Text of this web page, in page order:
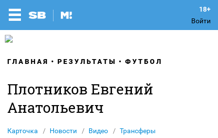
Войти
ГЛАВНАЯ РЕЗУЛЬТАТЫ ФУТБОЛ
Плотников Евгений
Анатольевич
Карточка Новости Видео Трансферы